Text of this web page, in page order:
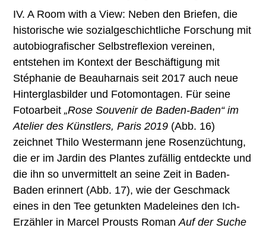
IV. A Room with a View: Neben den Briefen, die
historische wie sozialgeschichtliche Forschung mit
autobiografischer Selbstreflexion vereinen,
entstehen im Kontext der Beschäftigung mit
Stéphanie de Beauharnais seit 2017 auch neue
Hinterglasbilder und Fotomontagen. Für seine
Fotoarbeit„Rose Souvenir de Baden-Baden“ im
Atelier des Künstlers, Paris 2019 (Abb. 16)
zeichnet Thilo Westermann jene Rosenzüchtung,
die er im Jardin des Plantes zufällig entdeckte und
die ihn so unvermittelt an seine Zeit in Baden-
Baden erinnert (Abb. 17), wie der Geschmack
eines in den Tee getunkten Madeleines den Ich-
Erzähler in Marcel Prousts RomanAuf der Suche